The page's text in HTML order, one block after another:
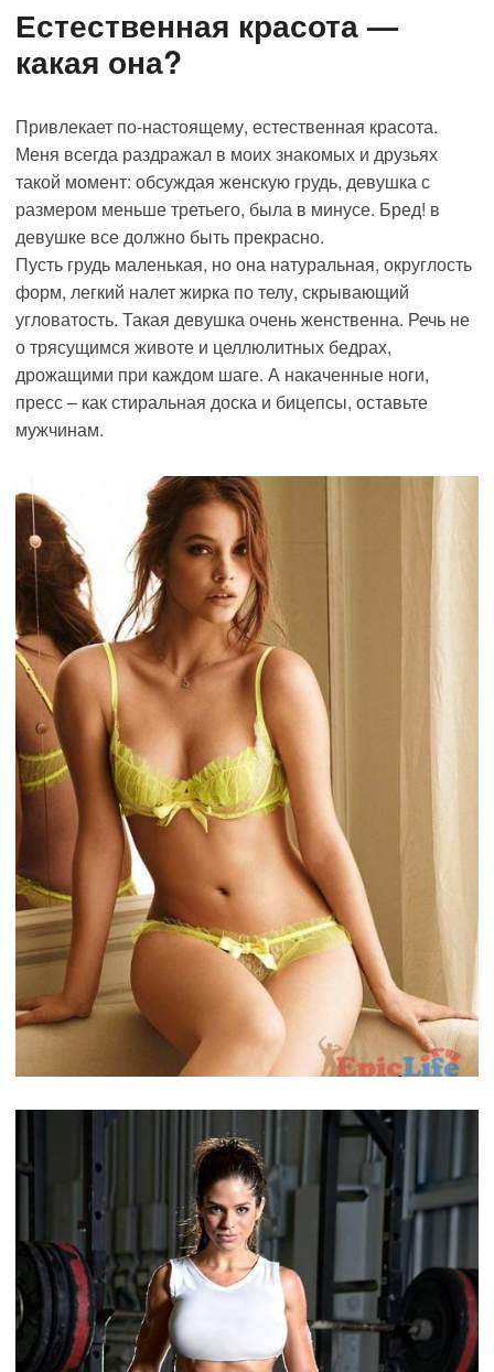
Естественная красота —
какая она?
Привлекает по-настоящему, естественная красота.
Меня всегда раздражал в моих знакомых и друзьях
такой момент: обсуждая женскую грудь, девушка с
размером меньше третьего, была в минусе. Бред! в
девушке все должно быть прекрасно.
Пусть грудь маленькая, но она натуральная, округлость
форм, легкий налет жирка по телу, скрывающий
угловатость. Такая девушка очень женственна. Речь не
о трясущимся животе и целлюлитных бедрах,
дрожащими при каждом шаге. А накаченные ноги,
пресс – как стиральная доска и бицепсы, оставьте
мужчинам.